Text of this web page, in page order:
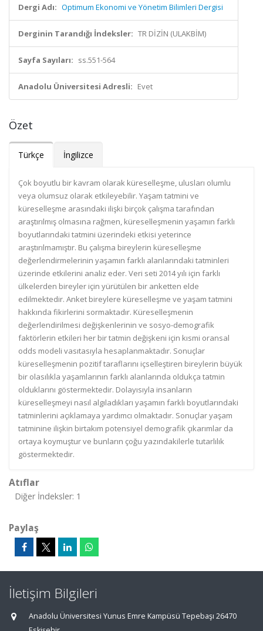
Dergi Adı: Optimum Ekonomi ve Yönetim Bilimleri Dergisi
Derginin Tarandığı İndeksler: TR DİZİN (ULAKBİM)
Sayfa Sayıları: ss.551-564
Anadolu Üniversitesi Adresli: Evet
Özet
Türkçe İngilizce
Çok boyutlu bir kavram olarak küreselleşme, ulusları olumlu
veya olumsuz olarak etkileyebilir. Yaşam tatmini ve
küreselleşme arasındaki ilişki birçok çalışma tarafından
araştırılmış olmasına rağmen, küreselleşmenin yaşamın farklı
boyutlarındaki tatmini üzerindeki etkisi yeterince
araştırılmamıştır. Bu çalışma bireylerin küreselleşme
değerlendirmelerinin yaşamın farklı alanlarındaki tatminleri
üzerinde etkilerini analiz eder. Veri seti 2014 yılı için farklı
ülkelerden bireyler için yürütülen bir anketten elde
edilmektedir. Anket bireylere küreselleşme ve yaşam tatmini
hakkında fikirlerini sormaktadır. Küreselleşmenin
değerlendirilmesi değişkenlerinin ve sosyo-demografik
faktörlerin etkileri her bir tatmin değişkeni için kısmi oransal
odds modeli vasıtasıyla hesaplanmaktadır. Sonuçlar
küreselleşmenin pozitif taraflarını içselleştiren bireylerin büyük
bir olasılıkla yaşamlarının farklı alanlarında oldukça tatmin
olduklarını göstermektedir. Dolayısıyla insanların
küreselleşmeyi nasıl algıladıkları yaşamın farklı boyutlarındaki
tatminlerini açıklamaya yardımcı olmaktadır. Sonuçlar yaşam
tatminine ilişkin birtakım potensiyel demografik çıkarımlar da
ortaya koymuştur ve bunların çoğu yazındakilerle tutarlılık
göstermektedir.
Atıflar
Diğer İndeksler: 1
Paylaş
İletişim Bilgileri
Anadolu Üniversitesi Yunus Emre Kampüsü Tepebaşı 26470